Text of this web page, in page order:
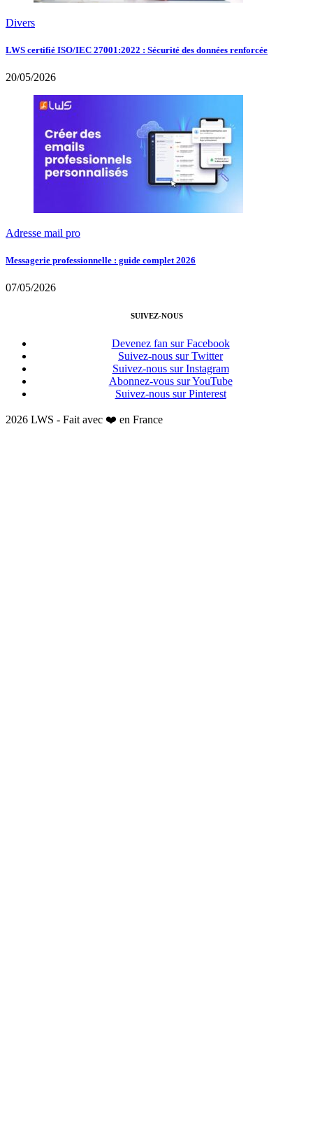
Divers
LWS certifié ISO/IEC 27001:2022 : Sécurité des données renforcée
20/05/2026
Adresse mail pro
Messagerie professionnelle : guide complet 2026
07/05/2026
SUIVEZ-NOUS
Devenez fan sur Facebook
Suivez-nous sur Twitter
Suivez-nous sur Instagram
Abonnez-vous sur YouTube
Suivez-nous sur Pinterest
2026 LWS - Fait avec ❤️ en France